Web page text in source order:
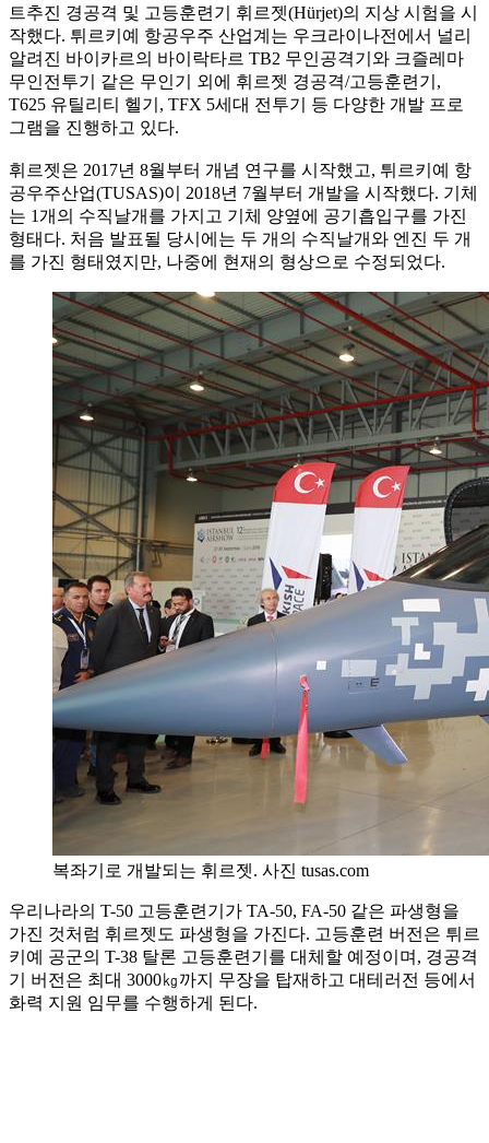
트추진 경공격 및 고등훈련기 휘르젯(Hürjet)의 지상 시험을 시
작했다. 튀르키예 항공우주 산업계는 우크라이나전에서 널리
알려진 바이카르의 바이락타르 TB2 무인공격기와 크즐레마
무인전투기 같은 무인기 외에 휘르젯 경공격/고등훈련기,
T625 유틸리티 헬기, TFX 5세대 전투기 등 다양한 개발 프로
그램을 진행하고 있다.
휘르젯은 2017년 8월부터 개념 연구를 시작했고, 튀르키예 항
공우주산업(TUSAS)이 2018년 7월부터 개발을 시작했다. 기체
는 1개의 수직날개를 가지고 기체 양옆에 공기흡입구를 가진
형태다. 처음 발표될 당시에는 두 개의 수직날개와 엔진 두 개
를 가진 형태였지만, 나중에 현재의 형상으로 수정되었다.
복좌기로 개발되는 휘르젯. 사진 tusas.com
우리나라의 T-50 고등훈련기가 TA-50, FA-50 같은 파생형을
가진 것처럼 휘르젯도 파생형을 가진다. 고등훈련 버전은 튀르
키예 공군의 T-38 탈론 고등훈련기를 대체할 예정이며, 경공격
기 버전은 최대 3000㎏까지 무장을 탑재하고 대테러전 등에서
화력 지원 임무를 수행하게 된다.